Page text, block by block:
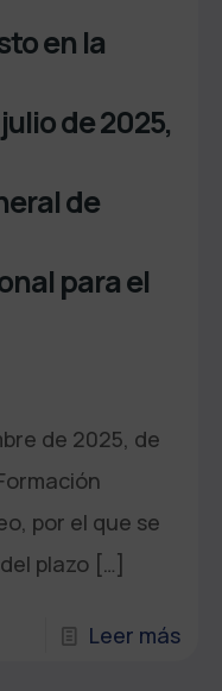
en la
de 2025,
de
para el
de 2025, de
por el que se
plazo[…]
Leer más